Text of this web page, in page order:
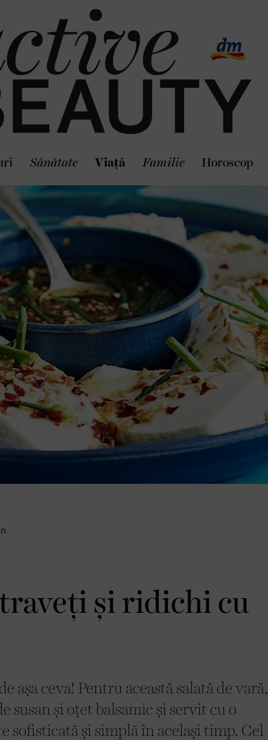
Sănătate Viaţă Familie Horoscop
și ridichi cu
așa ceva! Pentru această salată de vară,
susan și oțet balsamic și servit cu o
sofisticată și simplă în același timp. Cel